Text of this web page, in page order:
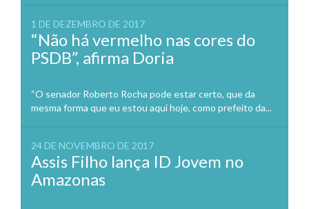
1 DE DEZEMBRO DE 2017
“Não há vermelho nas cores do
PSDB”, afirma Doria
“O senador Roberto Rocha pode estar certo, que da
mesma forma que eu estou aqui hoje, como prefeito da...
24 DE NOVEMBRO DE 2017
Assis Filho lança ID Jovem no
Amazonas